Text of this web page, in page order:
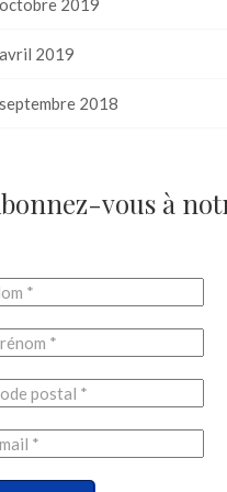
octobre 2019
avril 2019
septembre 2018
vous à